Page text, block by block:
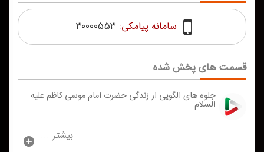
قسمت های پخش شده
جلوه های الگویی از زندگی حضرت امام موسی كاظم علیه
السلام
بیشتر ...
سامانه پیامکی: ۳۰۰۰۰۵۵۳